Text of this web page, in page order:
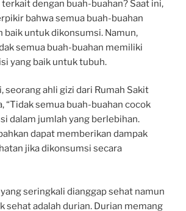
dengan buah-buahan? Saat ini,
bahwa semua buah-buahan
baik untuk dikonsumsi. Namun,
semua buah-buahan memiliki
yang baik untuk tubuh.
seorang ahli gizi dari Rumah Sakit
“Tidak semua buah-buahan cocok
dalam jumlah yang berlebihan.
dapat memberikan dampak
jika dikonsumsi secara
seringkali dianggap sehat namun
sehat adalah durian. Durian memang